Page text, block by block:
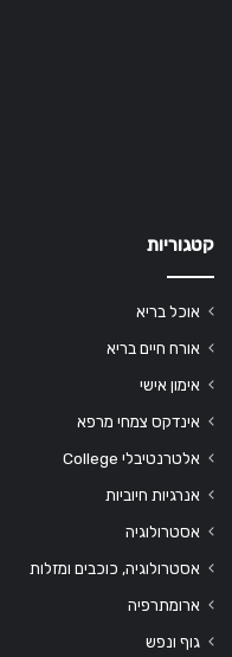
קטגוריות
אוכל בריא
אורח חיים בריא
אימון אישי
אינדקס צמחי מרפא
אלטרנטיבלי College
אנרגיות חיוביות
אסטרולוגיה
אסטרולוגיה, כוכבים ומזלות
ארומתרפיה
גוף ונפש